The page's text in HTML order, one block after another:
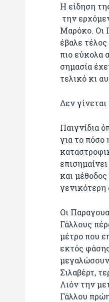
Η είδηση
την
Μαρόκο. Οι
έβαλε
πιο εύκολα
σημασία
τελικό κι
Δεν
Παιγνίδια
για το πόσο
και
γενικότερη
Οι
Γάλλους
μέτρο που
εκτός
μεγαλώσουν
Σιλαβέρτ,
Λιόν την
Γάλλου